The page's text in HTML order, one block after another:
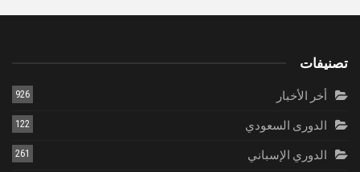
تصنيفات
أخر الأخبار 926
الدورى السعودي 122
الدوري الإسباني 261